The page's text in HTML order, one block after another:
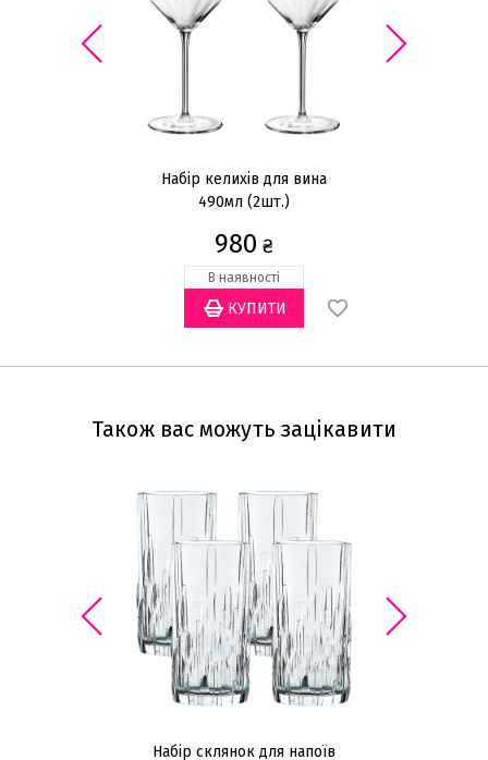
Набір келихів для вина
490мл (2шт.)
980 ₴
В наявності
Також вас можуть зацікавити
Набір склянок для напоїв